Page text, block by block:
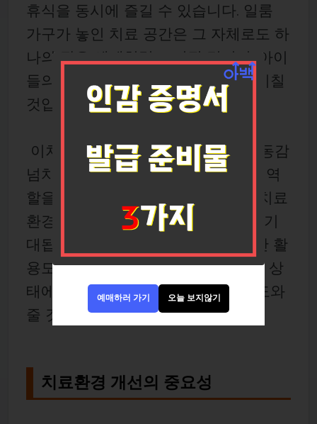
휴식을 동시에 즐길 수 있습니다. 일룸
가구가 놓인 치료 공간은 그 자체로도 하
나의 작은 세계처럼 느껴질 것이며, 아이
들의 치료 경험에 긍정적인 영향을 미칠
것입니다.
이처럼 일룸 가구는 치료 공간을 생동감
넘치는 아늑한 환경으로 변화시키는 역
할을 합니다. 이러한 변화는 어린이 치료
환경의 질을 한층 더 높여 줄 것으로 기
대됩니다. 일룸의 맞춤형 가구는 공간 활
용도를 극대화하고, 어린이들이 어떤 상
태에서도 안정감을 느낄 수 있도록 도와
줄 것입니다.
치료환경 개선의 중요성
예매하러 가기 오늘 보지않기